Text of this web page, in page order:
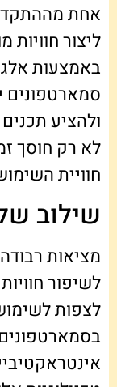
אחת
ליצור
באמצעות
סמארטפונים
ולהציע
לא רק חוסך
חוויית
שילוב